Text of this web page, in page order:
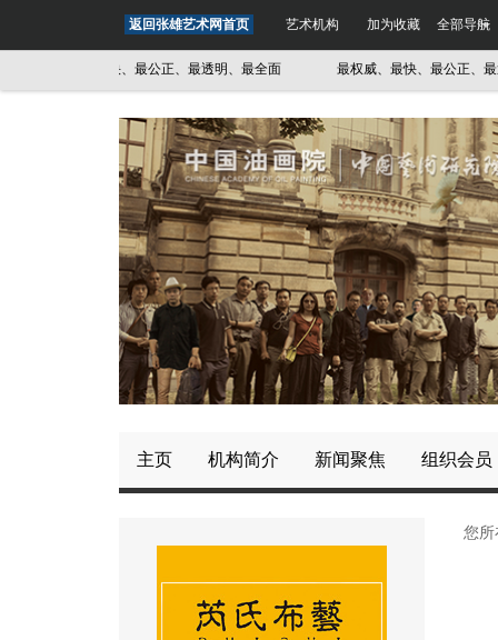
返回张雄艺术网首页 艺术机构 加为收藏 全部导航
最权威、最快、最公正、最透明、最全面 最权威、最快、最公正、最透
主页 机构简介 新闻聚焦 组织会员
您所